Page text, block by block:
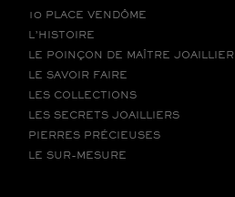
10 PLACE VENDÔME
L’HISTOIRE
LE POINÇON DE MAÎTRE JOAILLIER
LE SAVOIR FAIRE
LES COLLECTIONS
LES SECRETS JOAILLIERS
PIERRES PRÉCIEUSES
LE SUR-MESURE